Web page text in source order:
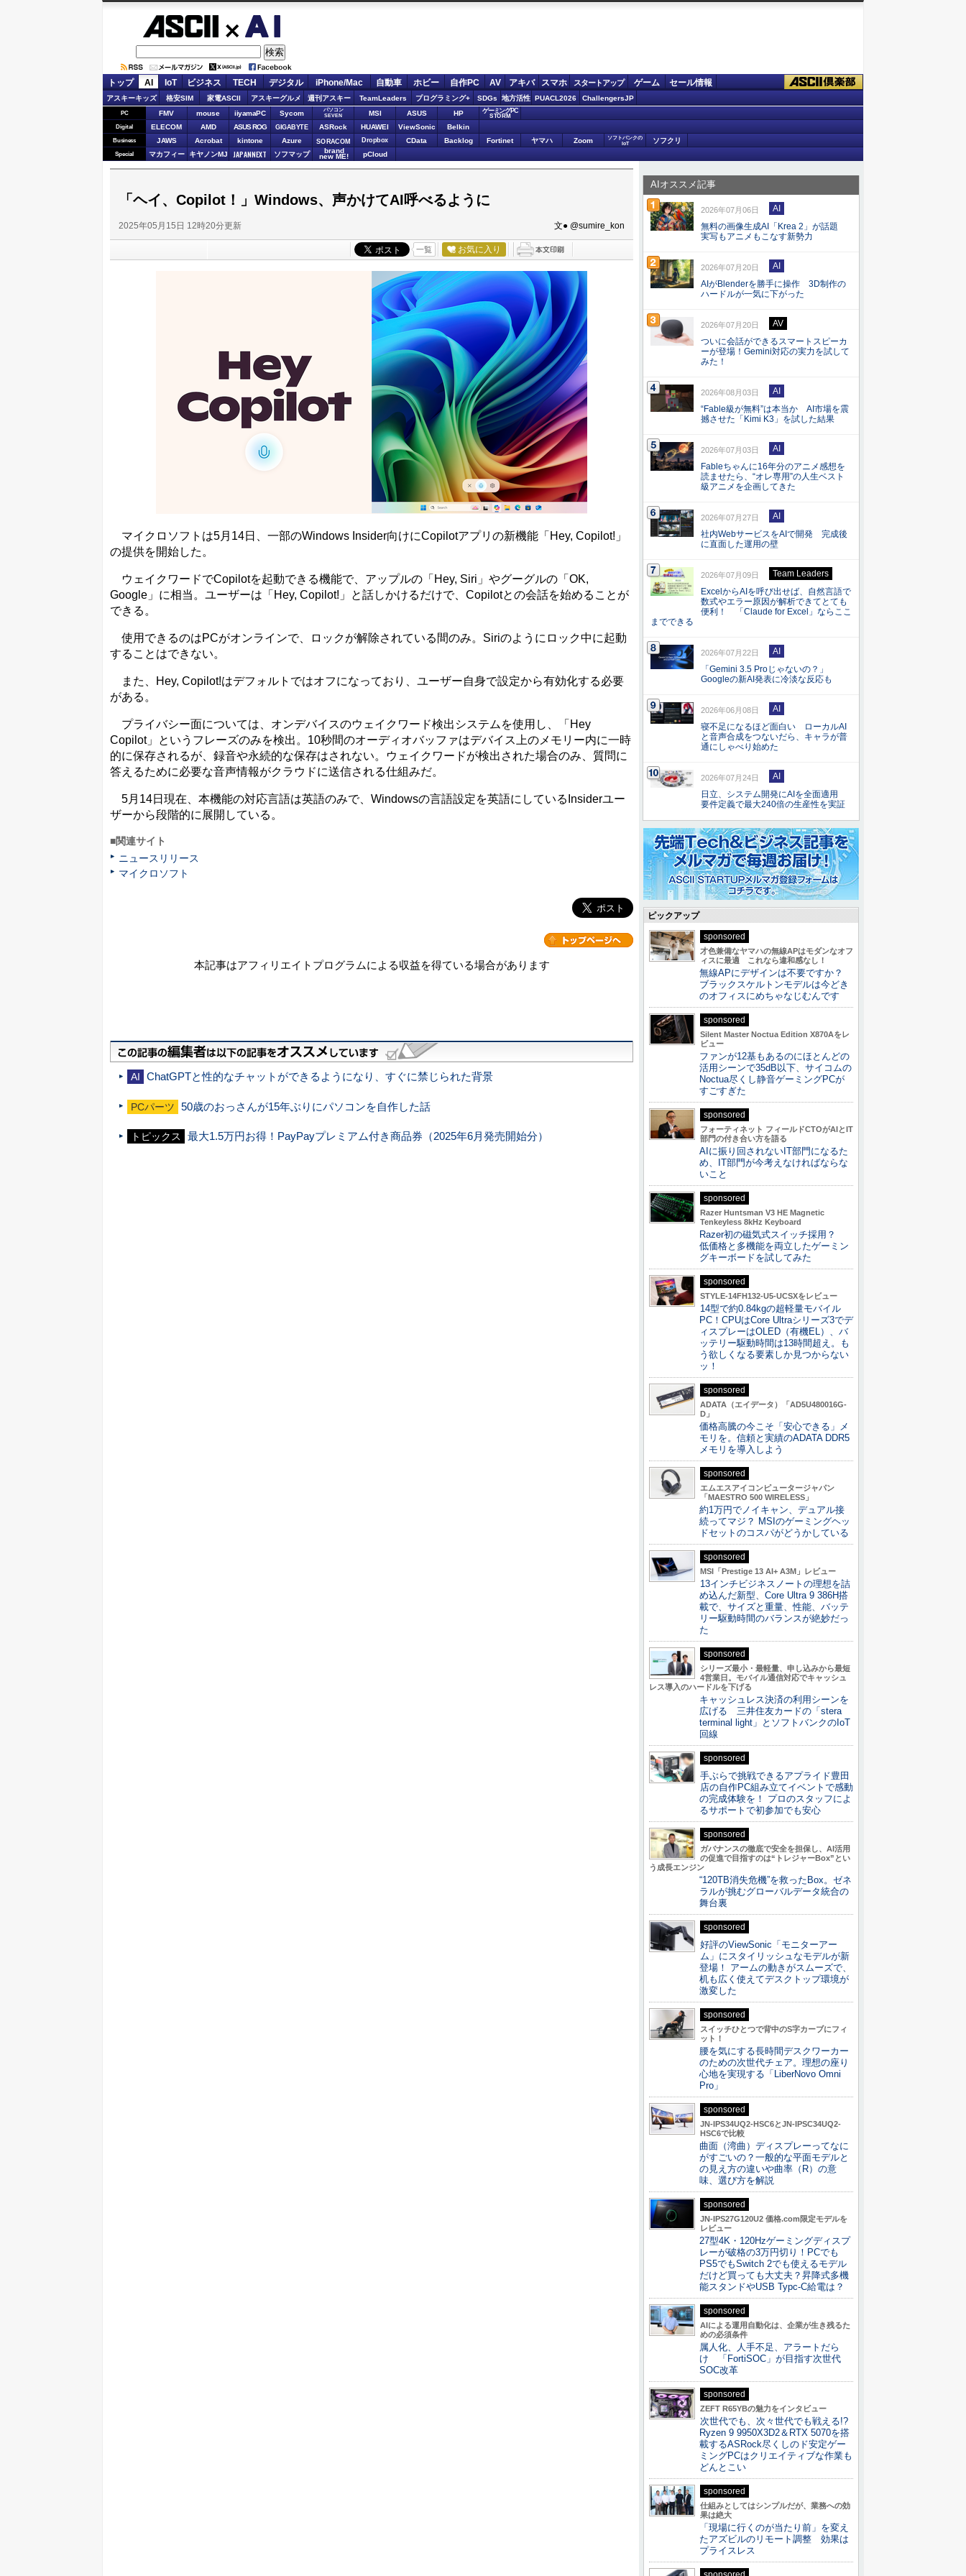
ASCII.jp AI
トップ AI IoT ビジネス TECH デジタル iPhone/Mac 自動車 ホビー 自作PC AV アキバ スマホ スタートアップ ゲーム セール情報
アスキーキッズ 格安SIM 家電ASCII アスキーグルメ 週刊アスキー TeamLeaders プログラミング+ SDGs 地方活性 PUACL2026 ChallengersJP
PC FMV mouse iiyamaPC Sycom
パソコン
SEVEN
MSI ASUS HP ゲーミングPC
STORM
Digital ELECOM AMD ASUS ROG GIGABYTE ASRock HUAWEI ViewSonic Belkin
Business JAWS Acrobat kintone Azure SORACOM Dropbox CData Backlog Fortinet ヤマハ Zoom
ソフトバンクの
IoT
ソフクリ
Special マカフィー キヤノンMJ JAPANNEXT ソフマップ brand
new ME! pCloud
「ヘイ、Copilot！」Windows、声かけてAI呼べるように
2025年05月15日 12時20分更新 文● @sumire_kon
一覧 お気に入り
マイクロソフトは5月14日、一部のWindows Insider向けにCopilotアプリの新機能「Hey, Copilot!」
の提供を開始した。
ウェイクワードでCopilotを起動できる機能で、アップルの「Hey, Siri」やグーグルの「OK,
Google」に相当。ユーザーは「Hey, Copilot!」と話しかけるだけで、Copilotとの会話を始めることが
できる。
使用できるのはPCがオンラインで、ロックが解除されている間のみ。Siriのようにロック中に起動
することはできない。
また、Hey, Copilot!はデフォルトではオフになっており、ユーザー自身で設定から有効化する必要
がある。
プライバシー面については、オンデバイスのウェイクワード検出システムを使用し、「Hey
Copilot」というフレーズのみを検出。10秒間のオーディオバッファはデバイス上のメモリー内に一時
的に保存されるが、録音や永続的な保存はされない。ウェイクワードが検出された場合のみ、質問に
答えるために必要な音声情報がクラウドに送信される仕組みだ。
5月14日現在、本機能の対応言語は英語のみで、Windowsの言語設定を英語にしているInsiderユー
ザーから段階的に展開している。
■関連サイト
ニュースリリース
マイクロソフト
本記事はアフィリエイトプログラムによる収益を得ている場合があります
AI ChatGPTと性的なチャットができるようになり、すぐに禁じられた背景
PCパーツ 50歳のおっさんが15年ぶりにパソコンを自作した話
トピックス 最大1.5万円お得！PayPayプレミアム付き商品券（2025年6月発売開始分）
AIオススメ記事
2026年07月06日
AI
無料の画像生成AI「Krea 2」が話題
実写もアニメもこなす新勢力
2026年07月20日
AI
AIがBlenderを勝手に操作 3D制作の
ハードルが一気に下がった
2026年07月20日
AV
ついに会話ができるスマートスピーカ
ーが登場！Gemini対応の実力を試して
みた！
2026年08月03日
AI
“Fable級が無料”は本当か AI市場を震
撼させた「Kimi K3」を試した結果
2026年07月03日
AI
Fableちゃんに16年分のアニメ感想を
読ませたら、“オレ専用”の人生ベスト
級アニメを企画してきた
2026年07月27日
AI
社内WebサービスをAIで開発 完成後
に直面した運用の壁
2026年07月09日
Team Leaders
ExcelからAIを呼び出せば、自然言語で
数式やエラー原因が解析できてとても
便利！ 「Claude for Excel」ならここ
までできる
2026年07月22日
AI
「Gemini 3.5 Proじゃないの？」
Googleの新AI発表に冷淡な反応も
2026年06月08日
AI
寝不足になるほど面白い ローカルAI
と音声合成をつないだら、キャラが普
通にしゃべり始めた
2026年07月24日
AI
日立、システム開発にAIを全面適用
要件定義で最大240倍の生産性を実証
ピックアップ
sponsored
才色兼備なヤマハの無線APはモダンなオフ
ィスに最適 これなら違和感なし！
無線APにデザインは不要ですか？
ブラックスケルトンモデルは今どき
のオフィスにめちゃなじむんです
sponsored
Silent Master Noctua Edition X870Aをレ
ビュー
ファンが12基もあるのにほとんどの
活用シーンで35dB以下、サイコムの
Noctua尽くし静音ゲーミングPCが
すごすぎた
sponsored
フォーティネット フィールドCTOがAIとIT
部門の付き合い方を語る
AIに振り回されないIT部門になるた
め、IT部門が今考えなければならな
いこと
sponsored
Razer Huntsman V3 HE Magnetic
Tenkeyless 8kHz Keyboard
Razer初の磁気式スイッチ採用？
低価格と多機能を両立したゲーミン
グキーボードを試してみた
sponsored
STYLE-14FH132-U5-UCSXをレビュー
14型で約0.84kgの超軽量モバイル
PC！CPUはCore Ultraシリーズ3でデ
ィスプレーはOLED（有機EL）、バ
ッテリー駆動時間は13時間超え。も
う欲しくなる要素しか見つからない
ッ！
sponsored
ADATA（エイデータ）「AD5U480016G-
D」
価格高騰の今こそ「安心できる」メ
モリを。信頼と実績のADATA DDR5
メモリを導入しよう
sponsored
エムエスアイコンピュータージャパン
「MAESTRO 500 WIRELESS」
約1万円でノイキャン、デュアル接
続ってマジ？ MSIのゲーミングヘッ
ドセットのコスパがどうかしている
sponsored
MSI「Prestige 13 AI+ A3M」レビュー
13インチビジネスノートの理想を詰
め込んだ新型、Core Ultra 9 386H搭
載で、サイズと重量、性能、バッテ
リー駆動時間のバランスが絶妙だっ
た
sponsored
シリーズ最小・最軽量、申し込みから最短
4営業日。モバイル通信対応でキャッシュ
レス導入のハードルを下げる
キャッシュレス決済の利用シーンを
広げる 三井住友カードの「stera
terminal light」とソフトバンクのIoT
回線
sponsored
手ぶらで挑戦できるアプライド豊田
店の自作PC組み立てイベントで感動
の完成体験を！ プロのスタッフによ
るサポートで初参加でも安心
sponsored
ガバナンスの徹底で安全を担保し、AI活用
の促進で目指すのは“トレジャーBox”とい
う成長エンジン
“120TB消失危機”を救ったBox。ゼネ
ラルが挑むグローバルデータ統合の
舞台裏
sponsored
好評のViewSonic「モニターアー
ム」にスタイリッシュなモデルが新
登場！ アームの動きがスムーズで、
机も広く使えてデスクトップ環境が
激変した
sponsored
スイッチひとつで背中のS字カーブにフィ
ット！
腰を気にする長時間デスクワーカー
のための次世代チェア。理想の座り
心地を実現する「LiberNovo Omni
Pro」
sponsored
JN-IPS34UQ2-HSC6とJN-IPSC34UQ2-
HSC6で比較
曲面（湾曲）ディスプレーってなに
がすごいの？一般的な平面モデルと
の見え方の違いや曲率（R）の意
味、選び方を解説
sponsored
JN-IPS27G120U2 価格.com限定モデルを
レビュー
27型4K・120Hzゲーミングディスプ
レーが破格の3万円切り！PCでも
PS5でもSwitch 2でも使えるモデル
だけど買っても大丈夫？昇降式多機
能スタンドやUSB Typc-C給電は？
sponsored
AIによる運用自動化は、企業が生き残るた
めの必須条件
属人化、人手不足、アラートだら
け 「FortiSOC」が目指す次世代
SOC改革
sponsored
ZEFT R65YBの魅力をインタビュー
次世代でも、次々世代でも戦える!?
Ryzen 9 9950X3D2＆RTX 5070を搭
載するASRock尽くしのド安定ゲー
ミングPCはクリエイティブな作業も
どんとこい
sponsored
仕組みとしてはシンプルだが、業務への効
果は絶大
「現場に行くのが当たり前」を変え
たアズビルのリモート調整 効果は
プライスレス